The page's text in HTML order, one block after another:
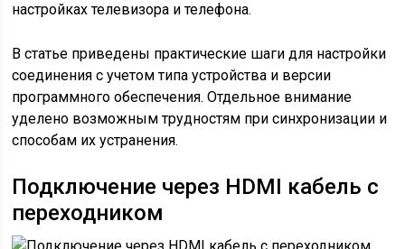
настройках телевизора и телефона.
В статье приведены практические шаги для настройки
соединения с учетом типа устройства и версии
программного обеспечения. Отдельное внимание
уделено возможным трудностям при синхронизации и
способам их устранения.
Подключение через HDMI кабель с
переходником